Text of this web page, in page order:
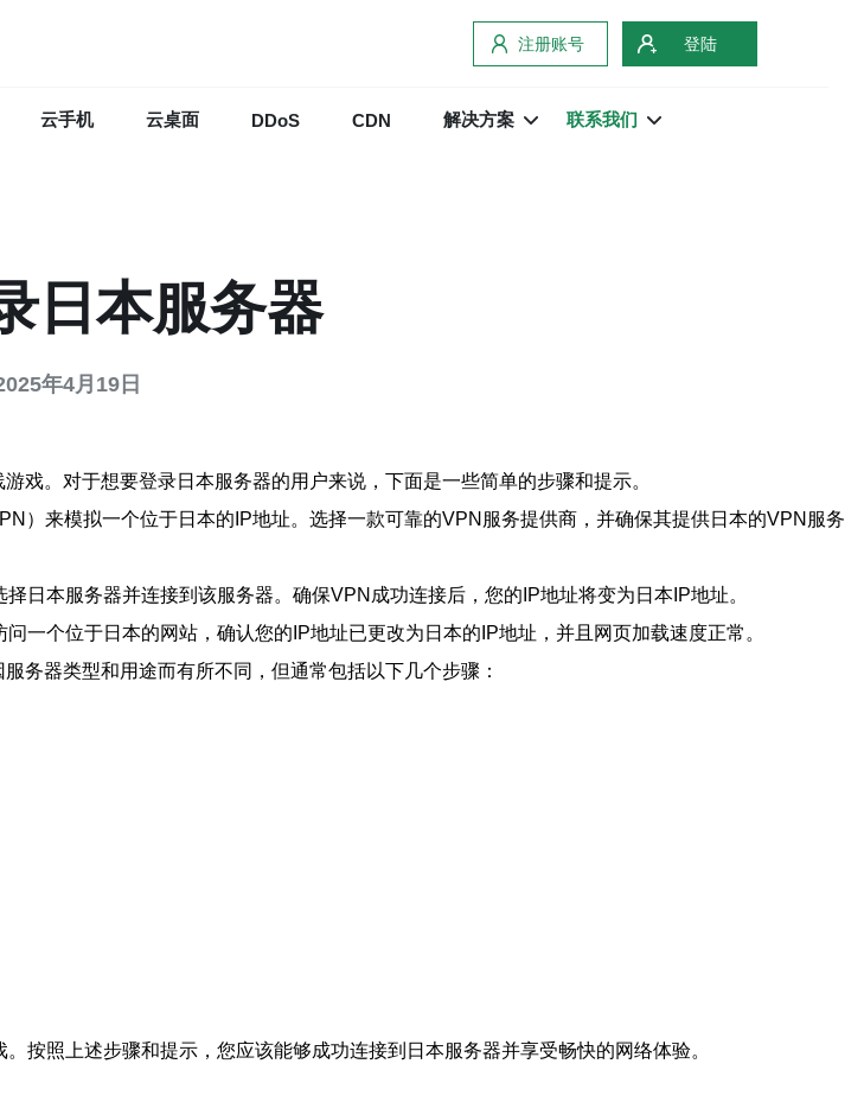
注册账号 登陆
云手机 云桌面 DDoS CDN 解决方案 联系我们
日本服务器
年4月19日
戏。对于想要登录日本服务器的用户来说，下面是一些简单的步骤和提示。
）来模拟一个位于日本的IP地址。选择一款可靠的VPN服务提供商，并确保其提供日本的VPN服务
日本服务器并连接到该服务器。确保VPN成功连接后，您的IP地址将变为日本IP地址。
一个位于日本的网站，确认您的IP地址已更改为日本的IP地址，并且网页加载速度正常。
务器类型和用途而有所不同，但通常包括以下几个步骤：
按照上述步骤和提示，您应该能够成功连接到日本服务器并享受畅快的网络体验。